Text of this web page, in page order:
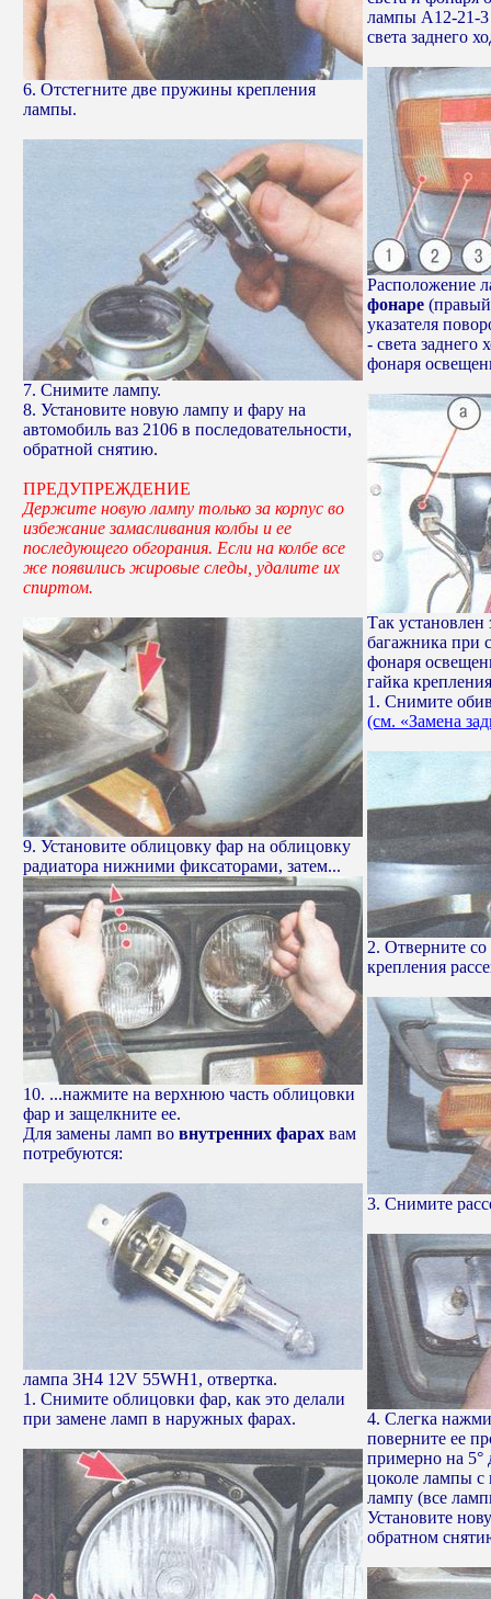
6. Отстегните две пружины крепления
лампы.
7. Снимите лампу.
8. Установите новую лампу и фару на
автомобиль ваз 2106 в последовательности,
обратной снятию.
ПРЕДУПРЕЖДЕНИЕ
Держите новую лампу только за корпус во
избежание замасливания колбы и ее
последующего обгорания. Если на колбе все
же появились жировые следы, удалите их
спиртом.
9. Установите облицовку фар на облицовку
радиатора нижними фиксаторами, затем...
10. ...нажмите на верхнюю часть облицовки
фар и защелкните ее.
Для замены ламп во внутренних фарах вам
потребуются:
лампа 3Н4 12V 55WH1, отвертка.
1. Снимите облицовки фар, как это делали
при замене ламп в наружных фарах.
лампы А12-21-3
света заднего
Расположение
фонаре
указателя
- света заднего
фонаря
Так
багажника при
фонаря
гайка
1. Снимите
(см. «Замена
2. Отверните
крепления
3. Снимите
4. Слегка
поверните ее
примерно на 5°
цоколе лампы с
лампу (все
Установите
обратном